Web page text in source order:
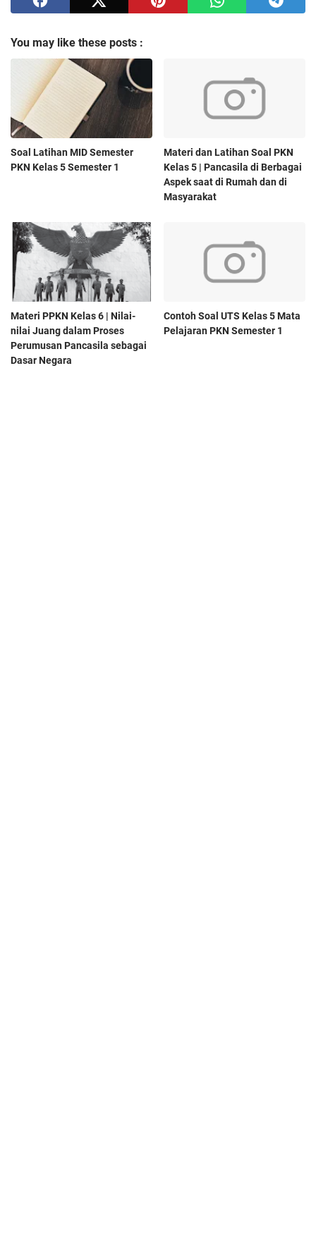
You may like these posts :
Soal Latihan MID Semester
PKN Kelas 5 Semester 1
Materi dan Latihan Soal PKN
Kelas 5 | Pancasila di Berbagai
Aspek saat di Rumah dan di
Masyarakat
Materi PPKN Kelas 6 | Nilai-
nilai Juang dalam Proses
Perumusan Pancasila sebagai
Dasar Negara
Contoh Soal UTS Kelas 5 Mata
Pelajaran PKN Semester 1